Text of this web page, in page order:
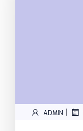
ADMIN |